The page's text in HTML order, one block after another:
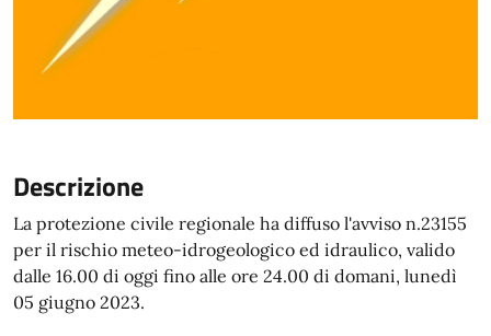
Descrizione
La protezione civile regionale ha diffuso l'avviso n.23155
per il rischio meteo-idrogeologico ed idraulico, valido
dalle 16.00 di oggi fino alle ore 24.00 di domani, lunedì
05 giugno 2023.